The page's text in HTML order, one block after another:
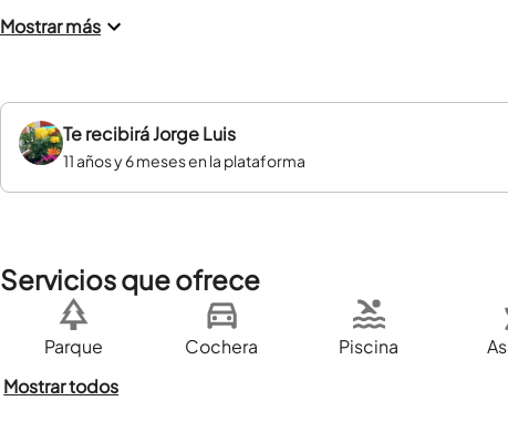
Mostrar más
Te recibiráJorge Luis
11 años y 6 meses en la plataforma
Servicios que ofrece
Parque Cochera Piscina
Mostrar todos